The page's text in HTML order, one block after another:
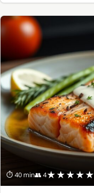
⏱ 40 min👥 4★★★★★